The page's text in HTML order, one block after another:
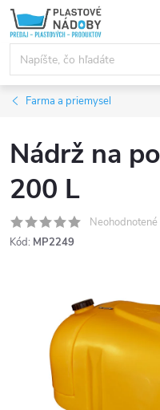
Prejsť
na
obsah
Farma a priemysel
Nádrž na
200 L
Neohodnotené
Kód: MP2249